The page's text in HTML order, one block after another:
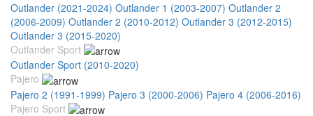
Outlander (2021-2024) Outlander 1 (2003-2007) Outlander 2
(2006-2009) Outlander 2 (2010-2012) Outlander 3 (2012-2015)
Outlander 3 (2015-2020)
Outlander Sport
Outlander Sport (2010-2020)
Pajero
Pajero 2 (1991-1999) Pajero 3 (2000-2006) Pajero 4 (2006-2016)
Pajero Sport